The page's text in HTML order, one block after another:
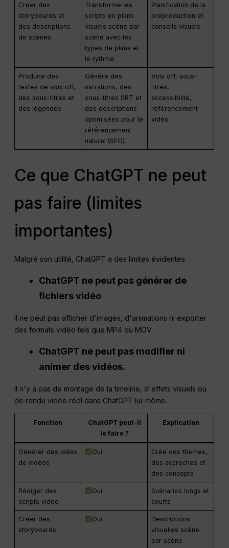
Créer des
storyboards et
des descriptions
de scènes
Transforme les
scripts en plans
visuels scène par
scène avec les
types de plans et
le rythme.
Planification de la
préproduction et
conseils visuels
Produire des
textes de voix off,
des sous-titres et
des légendes
Génère des
narrations, des
sous-titres SRT et
des descriptions
optimisées pour le
référencement
naturel (SEO).
Voix off, sous-
titres,
accessibilité,
référencement
vidéo
Ce que ChatGPT ne peut
pas faire (limites
importantes)
Malgré son utilité, ChatGPT a des limites évidentes.
ChatGPT ne peut pas générer de
fichiers vidéo
Il ne peut pas afficher d'images, d'animations ni exporter
des formats vidéo tels que MP4 ou MOV.
ChatGPT ne peut pas modifier ni
animer des vidéos.
Il n'y a pas de montage de la timeline, d'effets visuels ou
de rendu vidéo réel dans ChatGPT lui-même.
Fonction
ChatGPT peut-il
le faire ?
Explication
Générer des idées
de vidéos
Oui
Crée des thèmes,
des accroches et
des concepts
Rédiger des
scripts vidéo
Oui
Scénarios longs et
courts
Créer des
storyboards
Oui
Descriptions
visuelles scène
par scène